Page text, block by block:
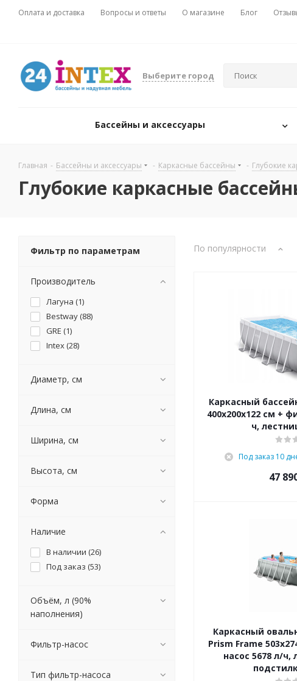
Оплата и доставка Вопросы и ответы О магазине Блог
Выберите город
Бассейны и аксессуары
Главная - Бассейны и аксессуары - Каркасные бассейны - Глубокие
Глубокие каркасные
По популярности
Каркасный
400х200х122 см +
ч,
Под заказ 10
47
Каркасный
Prism Frame
насос 5678 л/ч,
Фильтр по параметрам
Производитель
Лагуна (1)
Bestway (88)
GRE (1)
Intex (28)
Диаметр, см
Длина, см
Ширина, см
Высота, см
Форма
Наличие
В наличии (26)
Под заказ (53)
Объём, л (90%
наполнения)
Фильтр-насос
Тип фильтр-насоса